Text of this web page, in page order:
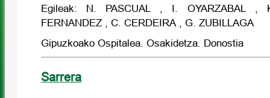
Egileak: N. PASCUAL , I. OYARZABAL ,
FERNANDEZ , C. CERDEIRA , G. ZUBILLAGA
Gipuzkoako Ospitalea. Osakidetza. Donostia
Sarrera